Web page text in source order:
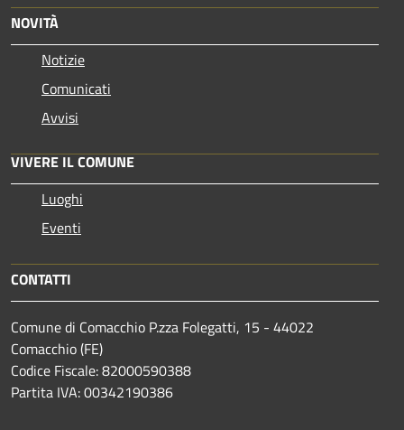
NOVITÀ
Notizie
Comunicati
Avvisi
VIVERE IL COMUNE
Luoghi
Eventi
CONTATTI
Comune di Comacchio P.zza Folegatti, 15 - 44022
Comacchio (FE)
Codice Fiscale: 82000590388
Partita IVA: 00342190386